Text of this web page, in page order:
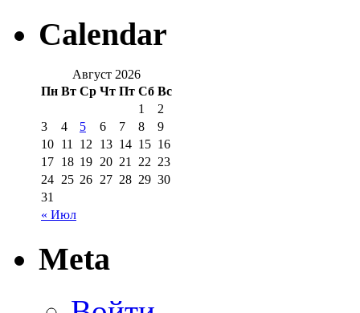
Calendar
Август 2026
Пн Вт Ср Чт Пт Сб Вс
« Июл
1
2
3
4 5 6 7 8
9
10 11 12 13 14 15 16
17 18 19 20 21 22 23
24 25 26 27 28 29 30
31
Meta